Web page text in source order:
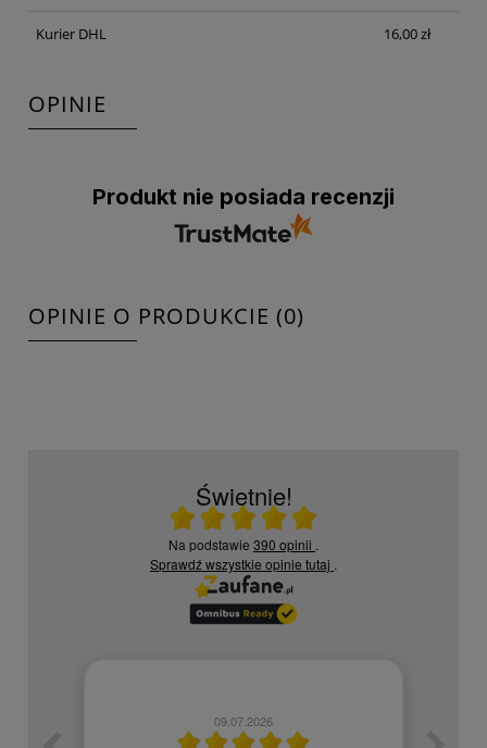
Kurier DHL 16,00 zł
OPINIE
Produkt nie posiada recenzji
OPINIE O PRODUKCIE (0)
Świetnie!
Ocena średnia 5 na 5
Na podstawie 390 opinii .
Sprawdź wszystkie opinie tutaj .
09.07.2026